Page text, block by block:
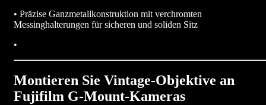
• Präzise Ganzmetallkonstruktion mit verchromten
Messinghalterungen für sicheren und soliden Sitz
•
Montieren Sie Vintage-Objektive an
Fujifilm G-Mount-Kameras